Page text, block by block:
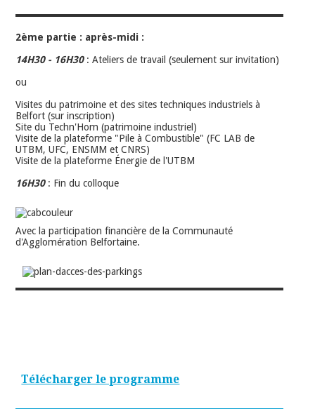
2ème partie : après-midi :
14H30 - 16H30: Ateliers de travail (seulement sur invitation)
ou
Visites du patrimoine et des sites techniques industriels à
Belfort (sur inscription)
Site du Techn'Hom (patrimoine industriel)
Visite de la plateforme "Pile à Combustible" (FC LAB de
UTBM, UFC, ENSMM et CNRS)
Visite de la plateforme Énergie de l'UTBM
16H30: Fin du colloque
Avec la participation financière de la Communauté
d'Agglomération Belfortaine.
Télécharger le programme